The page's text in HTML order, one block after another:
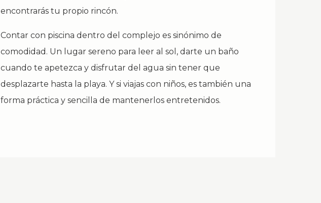
encontrarás tu propio rincón.
Contar con piscina dentro del complejo es sinónimo de
comodidad. Un lugar sereno para leer al sol, darte un baño
cuando te apetezca y disfrutar del agua sin tener que
desplazarte hasta la playa. Y si viajas con niños, es también una
forma práctica y sencilla de mantenerlos entretenidos.